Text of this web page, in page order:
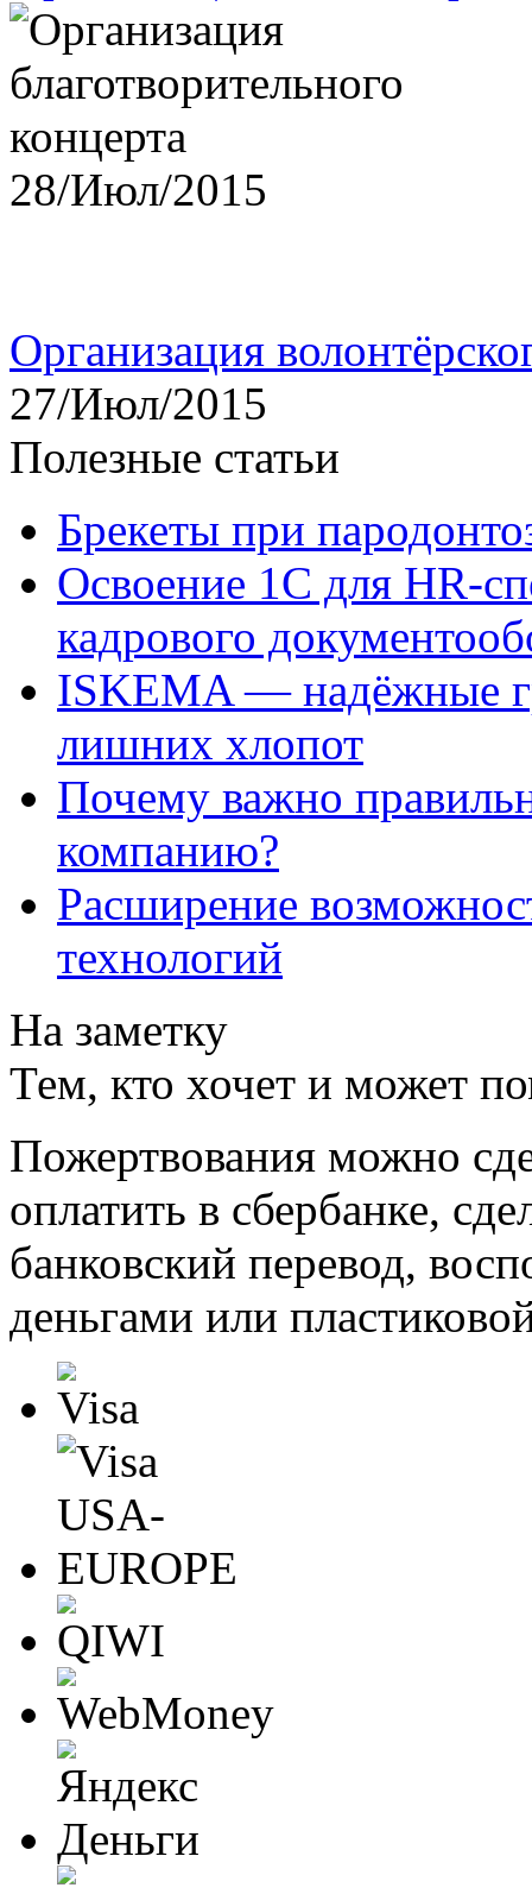
28/Июл/2015
Организация
27/Июл/2015
Полезные статьи
Брекеты при
Освоение 1С для HR-
кадрового
ISKEMA — надёжные
лишних хлопот
Почему важно
компанию?
Расширение
технологий
На заметку
Тем, кто хочет и может
Пожертвования можно
оплатить в сбербанке,
банковский перевод,
деньгами или